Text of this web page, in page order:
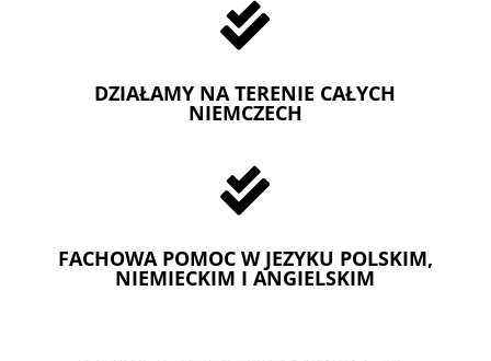

DZIAŁAMY NA TERENIE CAŁYCH
NIEMCZECH

FACHOWA POMOC W JEZYKU POLSKIM,
NIEMIECKIM I ANGIELSKIM